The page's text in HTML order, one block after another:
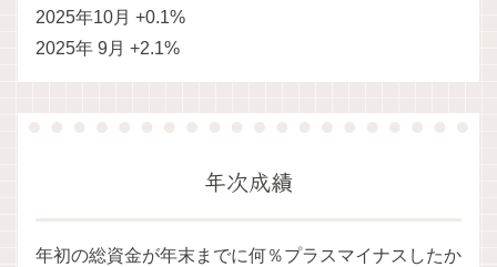
2025年10月 +0.1%
2025年 9月 +2.1%
年次成績
年初の総資金が年末までに何％プラスマイナスしたか